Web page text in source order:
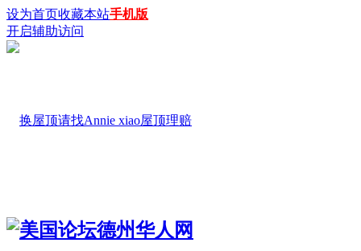
设为首页收藏本站手机版
开启辅助访问